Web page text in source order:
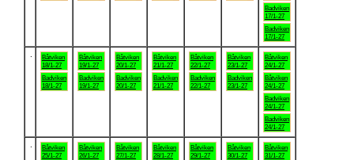
Badviken
17/1-27
Badviken
17/1-27
Båtviken
18/1-27
Badviken
18/1-27
Båtviken
19/1-27
Badviken
19/1-27
Båtviken
20/1-27
Badviken
20/1-27
Båtviken
21/1-27
Badviken
21/1-27
Båtviken
22/1-27
Badviken
22/1-27
Båtviken
23/1-27
Badviken
23/1-27
Båtviken
24/1-27
Båtviken
24/1-27
Badviken
24/1-27
Badviken
24/1-27
Båtviken
25/1-27
Båtviken
26/1-27
Båtviken
27/1-27
Båtviken
28/1-27
Båtviken
29/1-27
Båtviken
30/1-27
Båtviken
31/1-27